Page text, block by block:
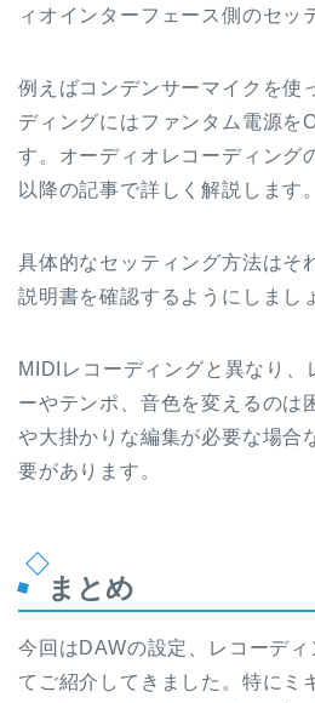
ィオインターフェース側のセッ
例えばコンデンサーマイクを使
ディングにはファンタム電源を
す。オーディオレコーディング
以降の記事で詳しく解説します。
具体的なセッティング方法はそ
説明書を確認するようにしまし
MIDIレコーディングと異なり、
ーやテンポ、音色を変えるのは
や大掛かりな編集が必要な場合
要があります。
まとめ
今回はDAWの設定、レコーデ
てご紹介してきました。特にミ